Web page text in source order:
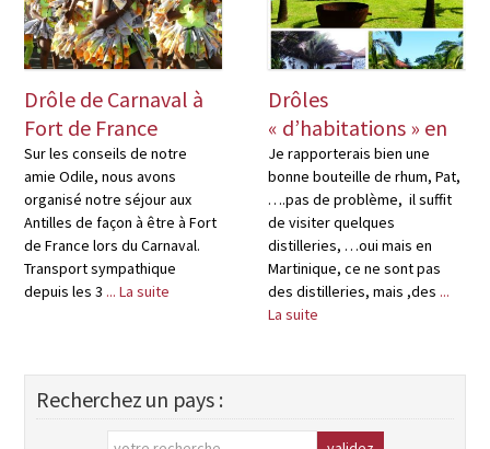
Drôle de Carnaval à
Fort de France
Sur les conseils de notre
amie Odile, nous avons
organisé notre séjour aux
Antilles de façon à être à Fort
de France lors du Carnaval.
Transport sympathique
depuis les 3 ... La suite
Drôles
« d’habitations » en
Martinique
Je rapporterais bien une
bonne bouteille de rhum, Pat,
….pas de problème, il suffit
de visiter quelques
distilleries, …oui mais en
Martinique, ce ne sont pas
des distilleries, mais ,des ...
La suite
Recherchez un pays :